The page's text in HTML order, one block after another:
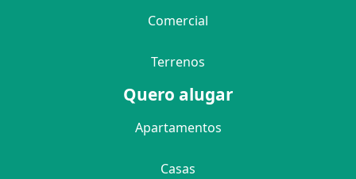
Comercial
Terrenos
Quero alugar
Apartamentos
Casas